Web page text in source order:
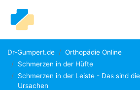
Dr-Gumpert.de
Orthopädie Online
Schmerzen in der Hüfte
Schmerzen in der Leiste - Das sind
Ursachen